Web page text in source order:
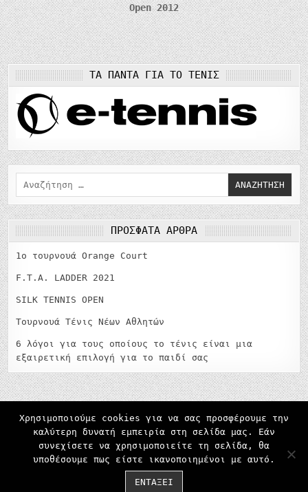
Open 2012
ΤΑ ΠΆΝΤΑ ΓΙΑ ΤΟ ΤΈΝΙΣ
Αναζήτηση
ΠΡΌΣΦΑΤΑ ΆΡΘΡΑ
1o τουρνουά Orange Court
F.T.A. LADDER 2021
SILK TENNIS OPEN
Τουρνουά Τένις Νέων Αθλητών
6 λόγοι για τους οποίους το τένις είναι μια
εξαιρετική επιλογή για το παιδί σας
ΜΕΝΟΎ
Copyright © 2026 Filathlitikos Tennis Academy - Ακαδημία
Χρησιμοποιούμε cookies για να σας προσφέρουμε την
καλύτερη δυνατή εμπειρία στη σελίδα μας. Εάν
συνεχίσετε να χρησιμοποιείτε τη σελίδα, θα
υποθέσουμε πως είστε ικανοποιημένοι με αυτό.
ΕΝΤΆΞΕΙ